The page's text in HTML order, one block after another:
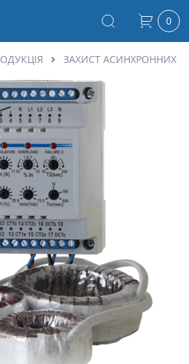
0
ЗАХИСТ АСИНХРОННИХ